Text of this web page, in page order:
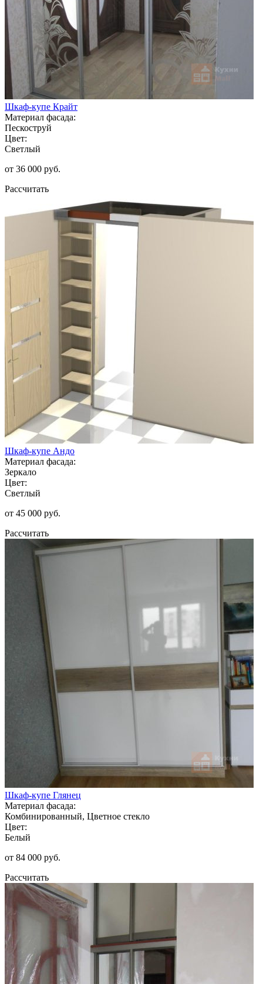
Шкаф-купе Крайт
Материал фасада:
Пескоструй
Цвет:
Светлый
от 36 000 руб.
Рассчитать
Шкаф-купе Андо
Материал фасада:
Зеркало
Цвет:
Светлый
от 45 000 руб.
Рассчитать
Шкаф-купе Глянец
Материал фасада:
Комбинированный, Цветное стекло
Цвет:
Белый
от 84 000 руб.
Рассчитать